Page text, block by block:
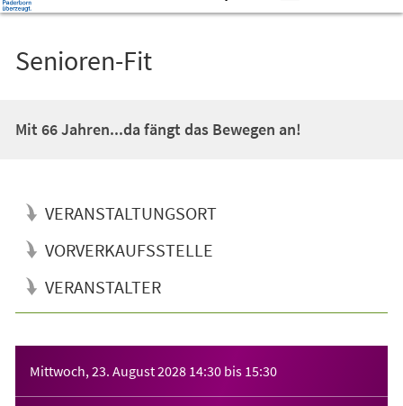
Senioren-Fit
Mit 66 Jahren...da fängt das Bewegen an!
VERANSTALTUNGSORT
VORVERKAUFSSTELLE
VERANSTALTER
Mittwoch, 23. August 2028 14:30 bis 15:30